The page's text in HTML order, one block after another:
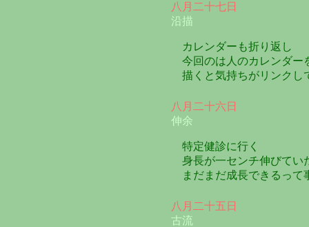
八月二十七日
沿描
カレンダーも折り返し
今回のは人のカレンダー
描くと気持ちがリンクし
八月二十六日
伸余
特定健診に行く
身長が一センチ伸びてい
まだまだ成長できるって
八月二十五日
古流